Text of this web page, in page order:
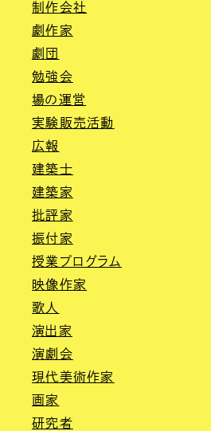
制作会社
劇作家
劇団
勉強会
場の運営
実験販売活動
広報
建築士
建築家
批評家
振付家
授業プログラム
映像作家
歌人
演出家
演劇会
現代美術作家
画家
研究者